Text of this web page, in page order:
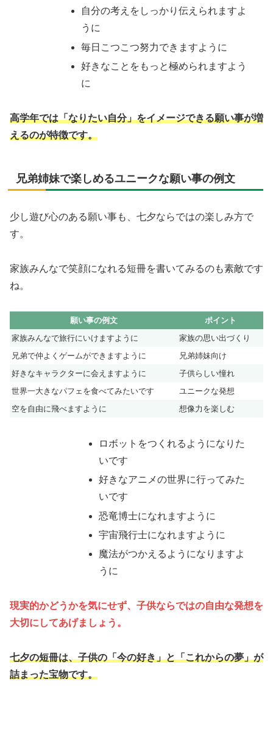
自分の考えをしっかり伝えられますよ
うに
毎日こつこつ努力できますように
好きなことをもっと極められますよう
に
高学年では「なりたい自分」をイメージできる願い事が増
えるのが特徴です。
兄弟姉妹で楽しめるユニークな願い事の例文
少し遊び心のある願い事も、七夕ならではの楽しみ方で
す。
家族みんなで笑顔になれる短冊を書いてみるのも素敵です
ね。
願い事の例文
ポイント
家族みんなで旅行にいけますように
家族の思い出づくり
兄弟で仲よくゲームができますように
兄弟姉妹向け
好きなキャラクターに会えますように
子供らしい憧れ
世界一大きなパフェを食べてみたいです
ユニークな発想
空を自由に飛べますように
想像力を楽しむ
ロボットをつくれるようになりた
いです
好きなアニメの世界に行ってみた
いです
恐竜博士になれますように
宇宙飛行士になれますように
魔法がつかえるようになりますよ
うに
現実的かどうかを気にせず、子供ならではの自由な発想を
大切にしてあげましょう。
七夕の短冊は、子供の「今の好き」と「これからの夢」が
詰まった宝物です。